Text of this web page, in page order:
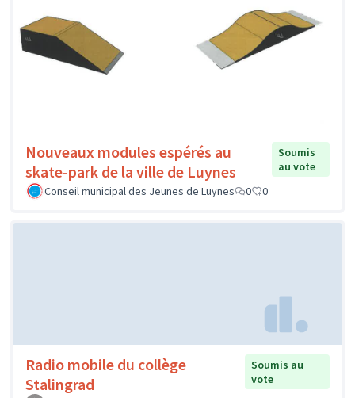
Nouveaux modules espérés au
skate-park de la ville de Luynes
Soumis
au vote
Conseil municipal des Jeunes de Luynes
0 0
Radio mobile du collège
Stalingrad
Soumis au
vote